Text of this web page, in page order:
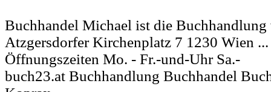
Buchhandel Michael ist die
Atzgersdorfer Kirchenplatz 7 1230 Wien
Öffnungszeiten Mo. - Fr.-und-Uhr Sa.-
buch23.at Buchhandlung Buchhandel